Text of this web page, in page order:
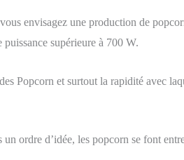
envisagez une production de
supérieure à 700 W.
Popcorn et surtout la rapidité avec
ordre d’idée, les popcorn se font